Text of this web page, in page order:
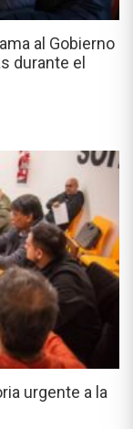
al Gobierno
durante el
urgente a la